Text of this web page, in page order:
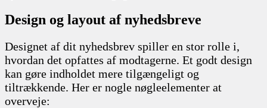
Design og layout af nyhedsbreve
Designet af dit nyhedsbrev spiller en stor rolle i,
hvordan det opfattes af modtagerne. Et godt design
kan gøre indholdet mere tilgængeligt og
tiltrækkende. Her er nogle nøgleelementer at
overveje: